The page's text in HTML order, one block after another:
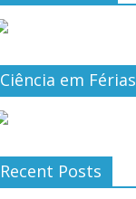
Ciência em Férias
Recent Posts